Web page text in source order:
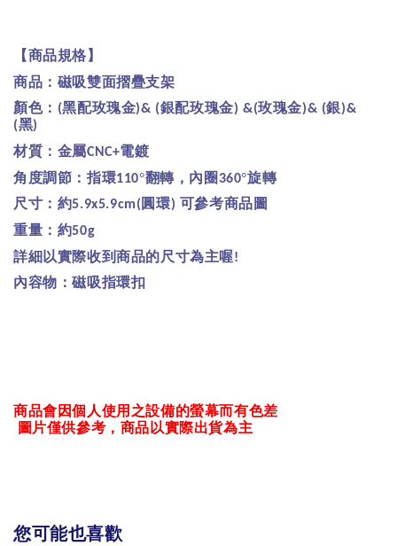
【商品規格】
商品：磁吸雙面摺疊支架
顏色： (黑配玫瑰金)& (銀配玫瑰金) &(玫瑰金)& (銀)&
(黑)
材質：金屬CNC+電鍍
角度調節：指環110°翻轉，內圈360°旋轉
尺寸：約5.9x5.9cm( 圓環) 可參考商品圖
重量：約50g
詳細以實際收到商品的尺寸為主喔!
內容物：磁吸指環扣
商品會因個人使用之設備的螢幕而有色差
圖片僅供參考，商品以實際出貨為主
您可能也喜歡